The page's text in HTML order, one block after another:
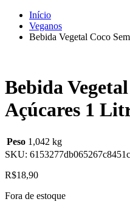
Início
Veganos
Bebida Vegetal Coco
Bebida
Açúcares 1
Peso 1,042 kg
SKU:
R$18,90
Fora de estoque